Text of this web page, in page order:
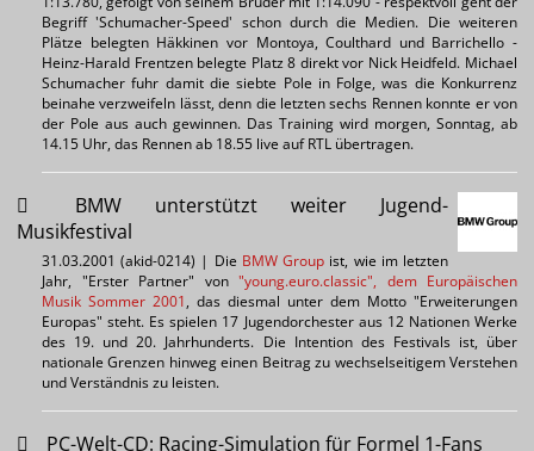
Begriff 'Schumacher-Speed' schon durch die Medien. Die weiteren
Plätze belegten Häkkinen vor Montoya, Coulthard und Barrichello -
Heinz-Harald Frentzen belegte Platz 8 direkt vor Nick Heidfeld. Michael
Schumacher fuhr damit die siebte Pole in Folge, was die Konkurrenz
beinahe verzweifeln lässt, denn die letzten sechs Rennen konnte er von
der Pole aus auch gewinnen. Das Training wird morgen, Sonntag, ab
14.15 Uhr, das Rennen ab 18.55 live auf RTL übertragen.
BMW unterstützt weiter Jugend-
Musikfestival
31.03.2001 (akid-0214) | Die BMW Group ist, wie im letzten
Jahr, "Erster Partner" von "young.euro.classic", dem Europäischen
Musik Sommer 2001, das diesmal unter dem Motto "Erweiterungen
Europas" steht. Es spielen 17 Jugendorchester aus 12 Nationen Werke
des 19. und 20. Jahrhunderts. Die Intention des Festivals ist, über
nationale Grenzen hinweg einen Beitrag zu wechselseitigem Verstehen
und Verständnis zu leisten.
PC-Welt-CD: Racing-Simulation für Formel 1-Fans